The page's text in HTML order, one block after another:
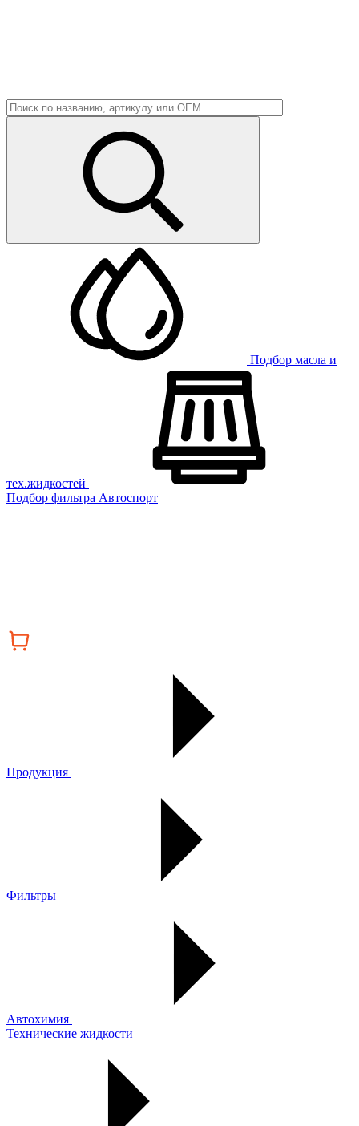
Подбор масла и
тех.жидкостей
Подбор фильтра Автоспорт
Продукция
Фильтры
Автохимия
Технические жидкости